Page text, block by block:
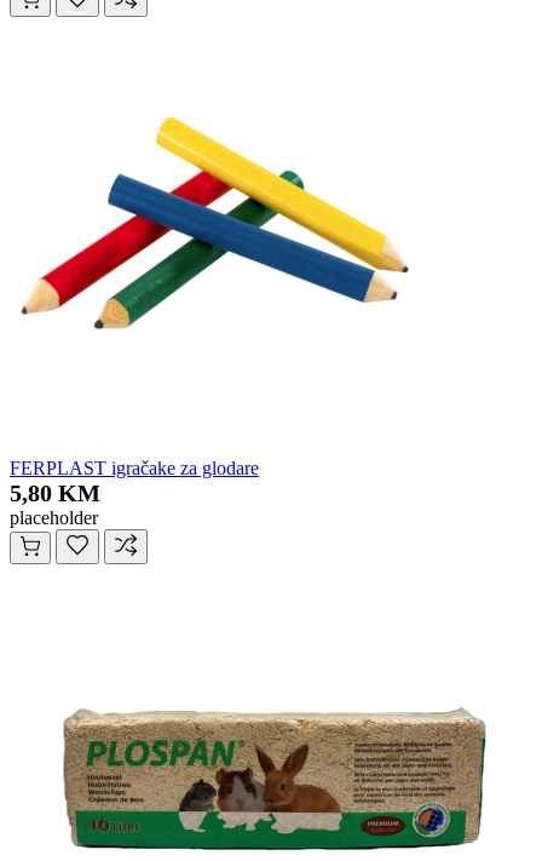
FERPLAST igračake za glodare
5,80 KM
placeholder